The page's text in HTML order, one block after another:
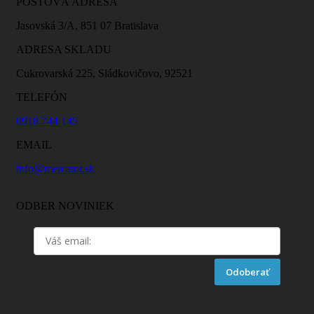
Jasovská 3/A, 851 07 Bratislava
ADRESA SKLADU
Cukrovarská 225, Sládkovičovo, 92521
TELEFÓN
0918 744 145
EMAIL
info@mercator.sk
ODBER NOVINIEK
Odoberať